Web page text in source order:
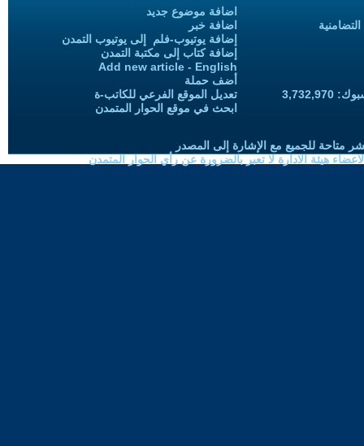
اضافة موضوع جديد
اضافة خبر
إضافة يوتيوب-فلم إلى يوتيوب التمدن
إضافة كتاب إلى مكتبة التمدن
Add new article - English
أضف حملة
تعديل الموقع الفرعي للكاتب-ة
ابحث في موقع الحوار المتمدن
متاحة للجميع مع الإشارة إلى المصدر
هيئة الادارة لا تعبر بالضرورة عن رأي الحوار المتمدن